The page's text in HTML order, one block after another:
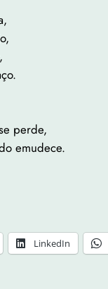
perde,
emudece.
LinkedIn